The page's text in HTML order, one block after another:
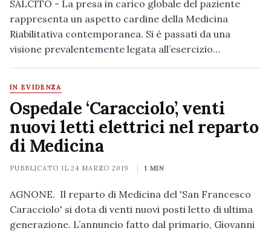
SALCITO - La presa in carico globale del paziente
rappresenta un aspetto cardine della Medicina
Riabilitativa contemporanea. Si è passati da una
visione prevalentemente legata all’esercizio…
IN EVIDENZA
Ospedale ‘Caracciolo’, venti
nuovi letti elettrici nel reparto
di Medicina
PUBBLICATO IL24 MARZO 2019 1 MIN
AGNONE. Il reparto di Medicina del 'San Francesco
Caracciolo' si dota di venti nuovi posti letto di ultima
generazione. L’annuncio fatto dal primario, Giovanni